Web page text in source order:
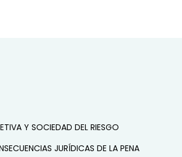
Y SOCIEDAD DEL RIESGO
JURÍDICAS DE LA PENA